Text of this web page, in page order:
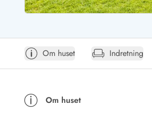
Esmark RejsecurityEsmark KidsVIPEsmark
Sommerhus ABC
Forbrugsafregning (Strøm, vand...)
Lån og lej
Om huset Indretning
Om huset